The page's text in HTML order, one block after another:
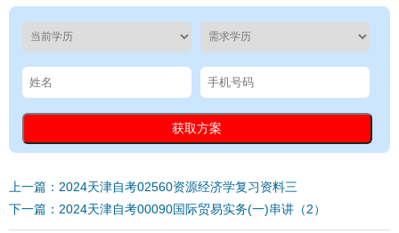
上一篇：2024天津自考02560资源经济学复习资料三
下一篇：2024天津自考00090国际贸易实务(一)串讲（2）